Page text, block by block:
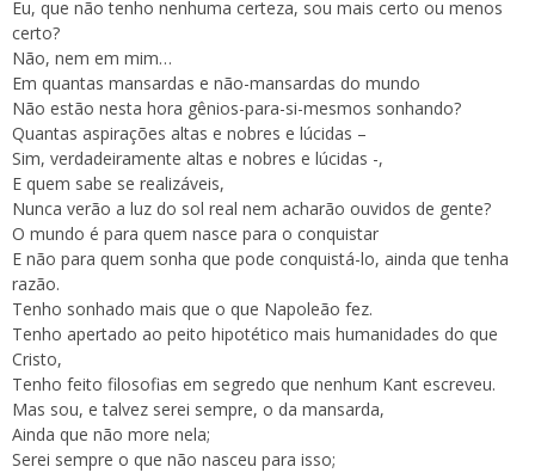
Eu, que não tenho nenhuma certeza, sou mais certo ou menos
certo?
Não, nem em mim…
Em quantas mansardas e não-mansardas do mundo
Não estão nesta hora gênios-para-si-mesmos sonhando?
Quantas aspirações altas e nobres e lúcidas –
Sim, verdadeiramente altas e nobres e lúcidas -,
E quem sabe se realizáveis,
Nunca verão a luz do sol real nem acharão ouvidos de gente?
O mundo é para quem nasce para o conquistar
E não para quem sonha que pode conquistá-lo, ainda que tenha
razão.
Tenho sonhado mais que o que Napoleão fez.
Tenho apertado ao peito hipotético mais humanidades do que
Cristo,
Tenho feito filosofias em segredo que nenhum Kant escreveu.
Mas sou, e talvez serei sempre, o da mansarda,
Ainda que não more nela;
Serei sempre o que não nasceu para isso;